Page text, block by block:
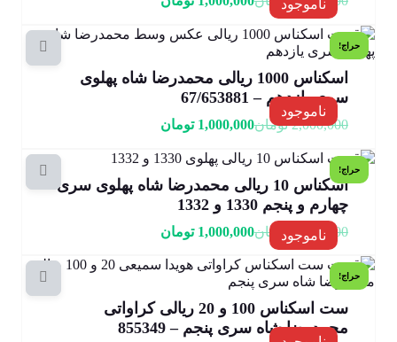
ناموجود
حراج!
ناموجود
اسکناس 1000 ریالی محمدرضا شاه پهلوی
سری یازدهم – 67/653881
2,000,000 تومان1,000,000 تومان
حراج!
ناموجود
اسکناس 10 ریالی محمدرضا شاه پهلوی سری
چهارم و پنجم 1330 و 1332
1,500,000 تومان1,000,000 تومان
حراج!
ست اسکناس 100 و 20 ریالی کراواتی
محمدرضا شاه سری پنجم – 855349